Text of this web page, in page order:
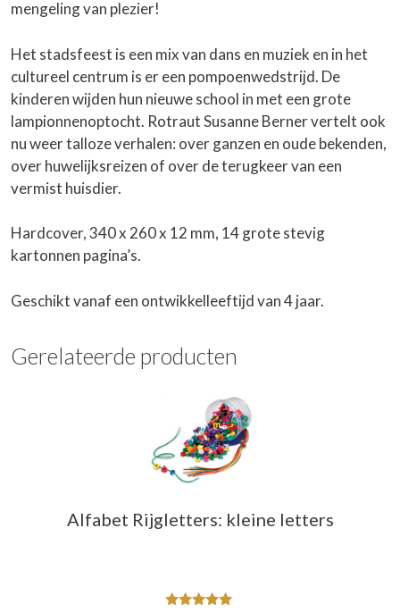
mengeling van plezier!
Het stadsfeest is een mix van dans en muziek en in het
cultureel centrum is er een pompoenwedstrijd. De
kinderen wijden hun nieuwe school in met een grote
lampionnenoptocht. Rotraut Susanne Berner vertelt ook
nu weer talloze verhalen: over ganzen en oude bekenden,
over huwelijksreizen of over de terugkeer van een
vermist huisdier.
Hardcover, 340 x 260 x 12 mm, 14 grote stevig
kartonnen pagina’s.
Geschikt vanaf een ontwikkelleeftijd van 4 jaar.
Gerelateerde producten
Alfabet Rijgletters: kleine letters